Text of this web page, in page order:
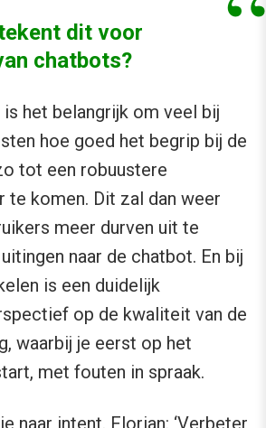
dit voor
chatbots?
het belangrijk om veel bij
hoe goed het begrip bij de
tot een robuustere
te komen. Dit zal dan weer
meer durven uit te
naar de chatbot. En bij
is een duidelijk
op de kwaliteit van de
waarbij je eerst op het
met fouten in spraak.